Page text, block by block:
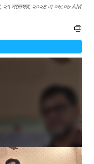
২৭ নভেম্বর, ২০২৪ এ ০৬:০৮ AM